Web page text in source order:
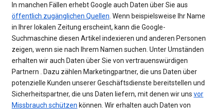
In manchen Fällen erhebt Google auch Daten über Sie aus
öffentlich zugänglichen Quellen. Wenn beispielsweise Ihr Name
in Ihrer lokalen Zeitung erscheint, kann die Google-
Suchmaschine diesen Artikel indexieren und anderen Personen
zeigen, wenn sie nach Ihrem Namen suchen. Unter Umständen
erhalten wir auch Daten über Sie von vertrauenswürdigen
Partnern . Dazu zählen Marketingpartner, die uns Daten über
potenzielle Kunden unserer Geschäftsdienste bereitstellen und
Sicherheitspartner, die uns Daten liefern, mit denen wir uns vor
Missbrauch schützen können. Wir erhalten auch Daten von